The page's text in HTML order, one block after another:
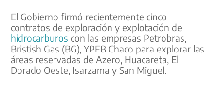
El Gobierno firmó recientemente cinco
contratos de exploración y explotación de
hidrocarburos con las empresas Petrobras,
Bristish Gas (BG), YPFB Chaco para explorar las
áreas reservadas de Azero, Huacareta, El
Dorado Oeste, Isarzama y San Miguel.